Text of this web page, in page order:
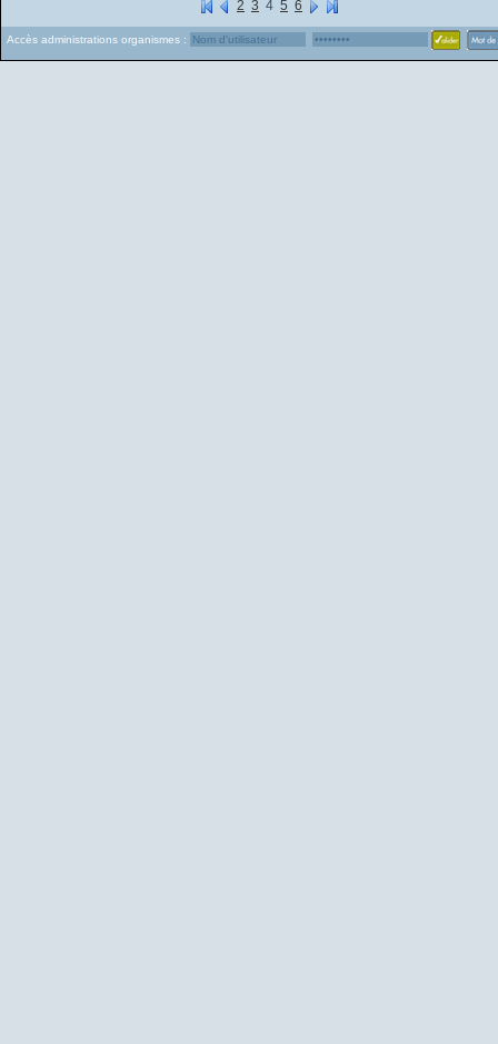
2 3 4 5 6
Accès administrations organismes :